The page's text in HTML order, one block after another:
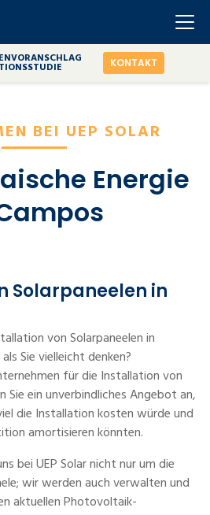
KONTAKT
BEI UEP SOLAR
Energie
Solarpaneelen in
von Solarpaneelen in
Sie vielleicht denken?
für die Installation von
Sie ein unverbindliches Angebot an,
die Installation kosten würde und
amortisieren könnten.
bei UEP Solar nicht nur um die
wir werden auch verwalten und
aktuellen Photovoltaik-